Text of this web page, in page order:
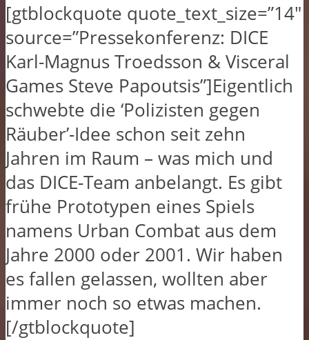
[gtblockquote quote_text_size=”14″
source=”Pressekonferenz: DICE
Karl-Magnus Troedsson & Visceral
Games Steve Papoutsis”]Eigentlich
schwebte die ‘Polizisten gegen
Räuber’-Idee schon seit zehn
Jahren im Raum – was mich und
das DICE-Team anbelangt. Es gibt
frühe Prototypen eines Spiels
namens Urban Combat aus dem
Jahre 2000 oder 2001. Wir haben
es fallen gelassen, wollten aber
immer noch so etwas machen.
[/gtblockquote]